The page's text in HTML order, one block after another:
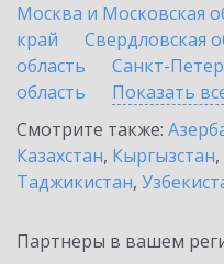
Москва и Московская
край
Свердловская
область
Санкт-
область
Показать
Смотрите также:
Казахстан, Кыргызстан,
Таджикистан,
Партнеры в вашем